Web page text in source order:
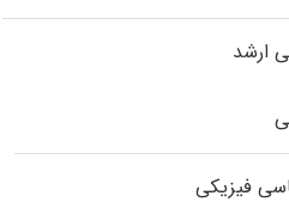
ارشد
فیزیکی